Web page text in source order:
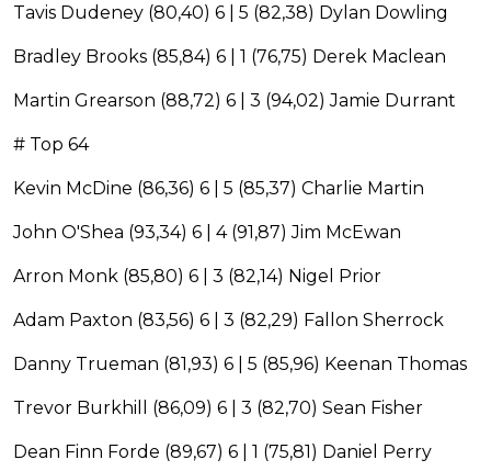
Tavis Dudeney (80,40) 6 | 5 (82,38) Dylan Dowling
Bradley Brooks (85,84) 6 | 1 (76,75) Derek Maclean
Martin Grearson (88,72) 6 | 3 (94,02) Jamie Durrant
# Top 64
Kevin McDine (86,36) 6 | 5 (85,37) Charlie Martin
John O'Shea (93,34) 6 | 4 (91,87) Jim McEwan
Arron Monk (85,80) 6 | 3 (82,14) Nigel Prior
Adam Paxton (83,56) 6 | 3 (82,29) Fallon Sherrock
Danny Trueman (81,93) 6 | 5 (85,96) Keenan Thomas
Trevor Burkhill (86,09) 6 | 3 (82,70) Sean Fisher
Dean Finn Forde (89,67) 6 | 1 (75,81) Daniel Perry